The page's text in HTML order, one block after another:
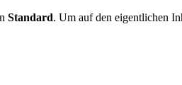
Standard. Um auf den eigentlichen